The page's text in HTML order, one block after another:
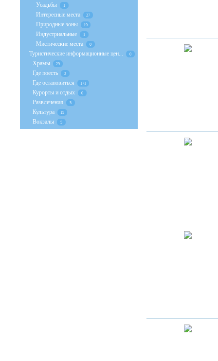
Усадьбы 1
Интересные места 27
Природные зоны 19
Индустриальные 1
Мистические места 0
Туристические информационные цен... 0
Храмы 29
Где поесть 2
Где остановиться 171
Курорты и отдых 0
Развлечения 5
Культура 15
Вокзалы 5